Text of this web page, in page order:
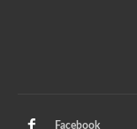
Facebook